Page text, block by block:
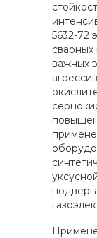
5632-72
сварных
важных